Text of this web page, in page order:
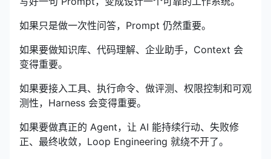
如果只是做一次性问答，Prompt 仍然重要。
如果要做知识库、代码理解、企业助手，Context 会
变得重要。
如果要接入工具、执行命令、做评测、权限控制和可观
测性，Harness 会变得重要。
如果要做真正的 Agent，让 AI 能持续行动、失败修
正、最终收敛，Loop Engineering 就绕不开了。